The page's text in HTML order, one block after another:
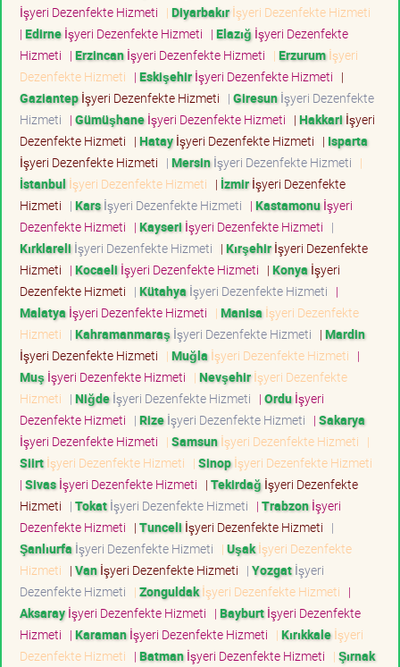
İşyeri Dezenfekte Hizmeti | Diyarbakırİşyeri Dezenfekte Hizmeti
| Edirneİşyeri Dezenfekte Hizmeti | Elazığ İşyeri Dezenfekte
Hizmeti | Erzincanİşyeri Dezenfekte Hizmeti | Erzurumİşyeri
Dezenfekte Hizmeti | Eskişehirİşyeri Dezenfekte Hizmeti |
Gaziantepİşyeri Dezenfekte Hizmeti | Giresunİşyeri Dezenfekte
Hizmeti | Gümüşhaneİşyeri Dezenfekte Hizmeti | Hakkari İşyeri
Dezenfekte Hizmeti | Hatayİşyeri Dezenfekte Hizmeti | Isparta
İşyeri Dezenfekte Hizmeti | Mersinİşyeri Dezenfekte Hizmeti |
İstanbul İşyeri Dezenfekte Hizmeti | İzmirİşyeri Dezenfekte
Hizmeti | Karsİşyeri Dezenfekte Hizmeti | Kastamonuİşyeri
Dezenfekte Hizmeti | Kayseri İşyeri Dezenfekte Hizmeti |
Kırklareli İşyeri Dezenfekte Hizmeti | Kırşehirİşyeri Dezenfekte
Hizmeti | Kocaeli İşyeri Dezenfekte Hizmeti | Konya İşyeri
Dezenfekte Hizmeti | Kütahya İşyeri Dezenfekte Hizmeti |
Malatya İşyeri Dezenfekte Hizmeti | Manisa İşyeri Dezenfekte
Hizmeti | Kahramanmaraş İşyeri Dezenfekte Hizmeti | Mardin
İşyeri Dezenfekte Hizmeti | Muğla İşyeri Dezenfekte Hizmeti |
Muş İşyeri Dezenfekte Hizmeti | Nevşehirİşyeri Dezenfekte
Hizmeti | Niğdeİşyeri Dezenfekte Hizmeti | Orduİşyeri
Dezenfekte Hizmeti | Rizeİşyeri Dezenfekte Hizmeti | Sakarya
İşyeri Dezenfekte Hizmeti | Samsunİşyeri Dezenfekte Hizmeti |
Siirtİşyeri Dezenfekte Hizmeti | Sinopİşyeri Dezenfekte Hizmeti
| Sivasİşyeri Dezenfekte Hizmeti | Tekirdağ İşyeri Dezenfekte
Hizmeti | Tokatİşyeri Dezenfekte Hizmeti | Trabzonİşyeri
Dezenfekte Hizmeti | Tunceli İşyeri Dezenfekte Hizmeti |
Şanlıurfa İşyeri Dezenfekte Hizmeti | Uşakİşyeri Dezenfekte
Hizmeti | Vanİşyeri Dezenfekte Hizmeti | Yozgatİşyeri
Dezenfekte Hizmeti | Zonguldakİşyeri Dezenfekte Hizmeti |
Aksarayİşyeri Dezenfekte Hizmeti | Bayburtİşyeri Dezenfekte
Hizmeti | Karamanİşyeri Dezenfekte Hizmeti | Kırıkkaleİşyeri
Dezenfekte Hizmeti | Batmanİşyeri Dezenfekte Hizmeti | Şırnak